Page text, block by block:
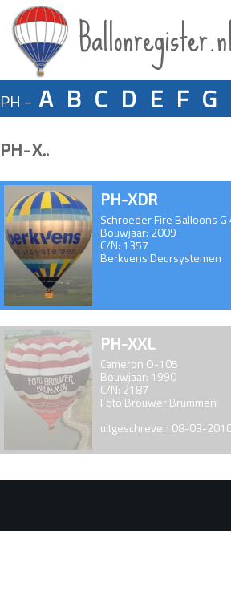
Ballonregister.nl
PH - A B C D E F G
PH-X..
PH-XDR
Schroeder Fire Balloons
Bouwjaar: 2009
C/N: 1357
Berkvens Deursystemen
PH-XXL
Cameron O-105
Bouwjaar: 1990
C/N: 2187
Foto Brouwer Brummen
uitgeschreven 08-03-